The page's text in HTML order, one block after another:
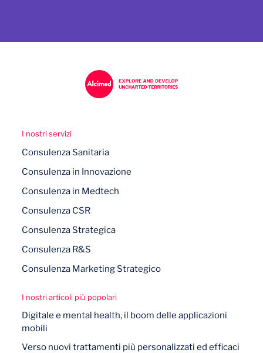
I nostri servizi
Consulenza Sanitaria
Consulenza in Innovazione
Consulenza in Medtech
Consulenza CSR
Consulenza Strategica
Consulenza R&S
Consulenza Marketing Strategico
I nostri articoli più popolari
Digitale e mental health, il boom delle applicazioni
mobili
Verso nuovi trattamenti più personalizzati ed efficaci